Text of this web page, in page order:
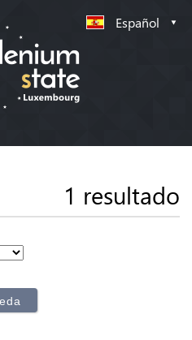
Español
1 resultado